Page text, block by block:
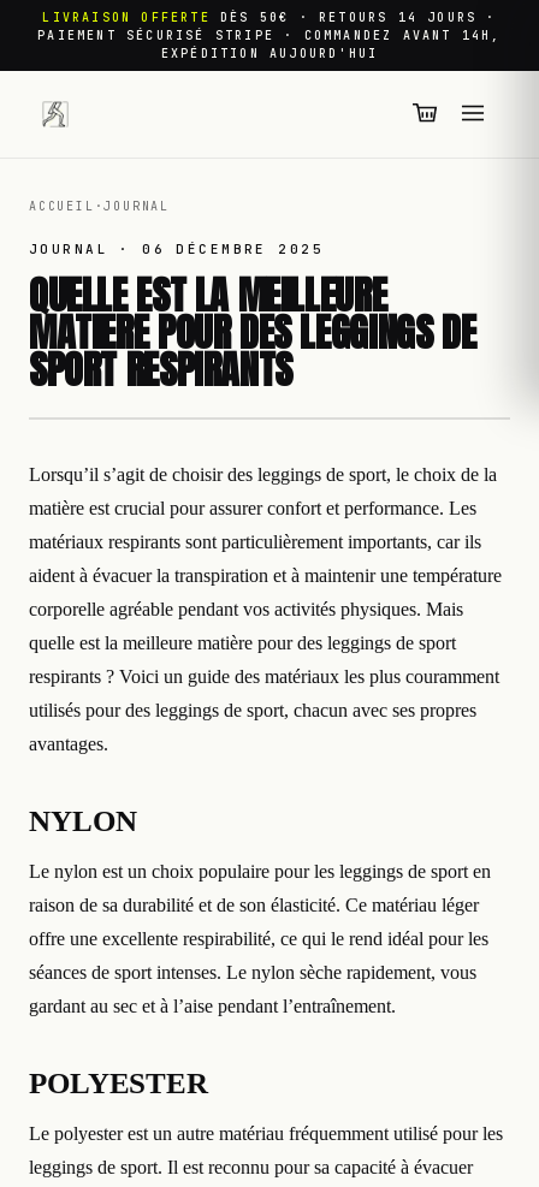
LIVRAISON OFFERTE
DÈS 50€ · RETOURS 14 JOURS ·
PAIEMENT SÉCURISÉ STRIPE · COMMANDEZ AVANT 14H,
EXPÉDITION AUJOURD'HUI
ACCUEIL ·JOURNAL
JOURNAL ·06 DÉCEMBRE 2025
QUELLE EST LA MEILLEURE
MATIERE POUR DES LEGGINGS DE
SPORT RESPIRANTS
Lorsqu’il s’agit de choisir des leggings de sport, le choix de la
matière est crucial pour assurer confort et performance. Les
matériaux respirants sont particulièrement importants, car ils
aident à évacuer la transpiration et à maintenir une température
corporelle agréable pendant vos activités physiques. Mais
quelle est la meilleure matière pour des leggings de sport
respirants ? Voici un guide des matériaux les plus couramment
utilisés pour des leggings de sport, chacun avec ses propres
avantages.
NYLON
Le nylon est un choix populaire pour les leggings de sport en
raison de sa durabilité et de son élasticité. Ce matériau léger
offre une excellente respirabilité, ce qui le rend idéal pour les
séances de sport intenses. Le nylon sèche rapidement, vous
gardant au sec et à l’aise pendant l’entraînement.
POLYESTER
Le polyester est un autre matériau fréquemment utilisé pour les
leggings de sport. Il est reconnu pour sa capacité à évacuer